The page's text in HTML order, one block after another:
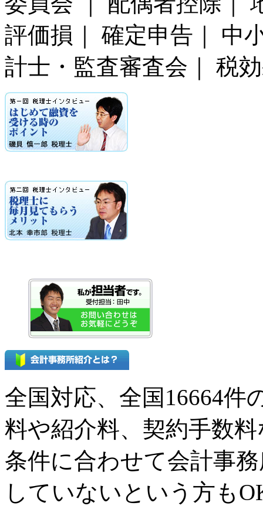
評価損｜ 確定申告｜ 中
計士・監査審査会｜ 税
全国対応、全国16664件
料や紹介料、契約手数
条件に合わせて会計事
していないという方も